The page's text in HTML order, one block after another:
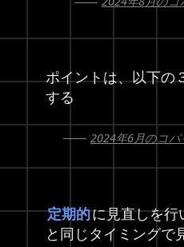
ポイントは、以下の
する
2024年6月のコ
定期的に見直しを行
と同じタイミングで